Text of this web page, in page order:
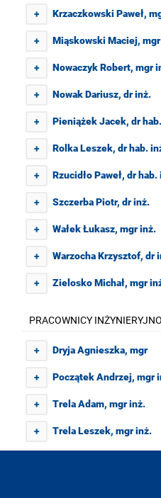
+ Krzaczkowski Paweł,
+ Miąskowski Maciej,
+ Nowaczyk Robert, mgr
+ Nowak Dariusz, dr inż.
+ Pieniążek Jacek, dr
+ Rolka Leszek, dr hab.
+ Rzucidło Paweł, dr hab.
+ Szczerba Piotr, dr inż.
+ Wałek Łukasz, mgr inż.
+ Warzocha Krzysztof, dr
+ Zielosko Michał, mgr
PRACOWNICY
+ Dryja Agnieszka, mgr
+ Początek Andrzej, mgr
+ Trela Adam, mgr inż.
+ Trela Leszek, mgr inż.